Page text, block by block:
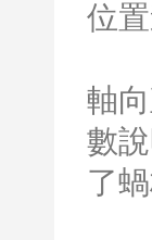
位
軸
數
了